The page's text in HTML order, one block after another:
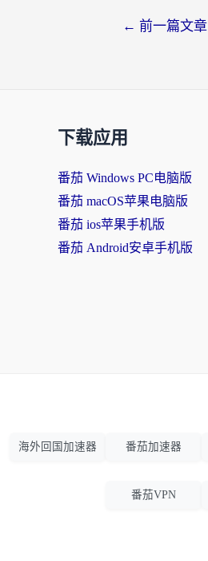
← 前一篇文章
下载应用
番茄 Windows PC电脑版
番茄 macOS苹果电脑版
番茄 ios苹果手机版
番茄 Android安卓手机版
海外回国加速器 番茄加速器
番茄VPN